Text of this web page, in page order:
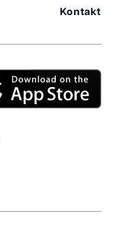
Kontakt